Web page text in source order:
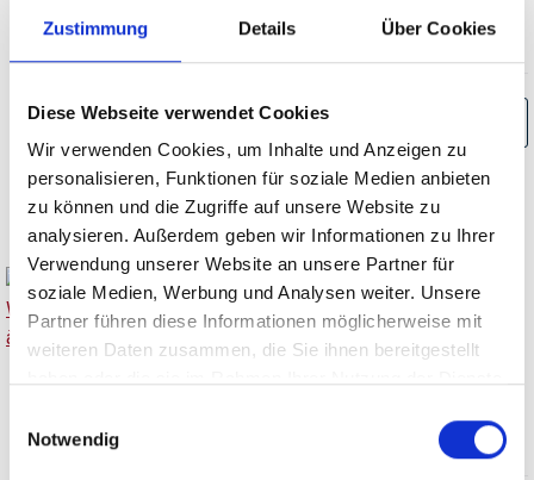
Zustimmung Details Über Cookies
Diese Webseite verwendet Cookies
Wir verwenden Cookies, um Inhalte und Anzeigen zu
personalisieren, Funktionen für soziale Medien anbieten
zu können und die Zugriffe auf unsere Website zu
analysieren. Außerdem geben wir Informationen zu Ihrer
Verwendung unserer Website an unsere Partner für
soziale Medien, Werbung und Analysen weiter. Unsere
Partner führen diese Informationen möglicherweise mit
weiteren Daten zusammen, die Sie ihnen bereitgestellt
Notwendig
Inhalt:0,75 Liter (69,87 € / 1 Liter)
inkl. MwSt. zzgl. Versandkosten
2018
2018er L'Aventure Winery,
L’Aventure Cote à Cote,
trocken, Willow Creek District